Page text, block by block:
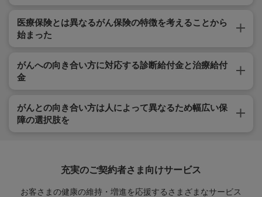
医療保険とは異なるがん保険の特徴を考えることから
始まった
がんへの向き合い方に対応する診断給付金と治療給付
金
がんとの向き合い方は人によって異なるため幅広い保
障の選択肢を
充実のご契約者さま向けサービス
お客さまの健康の維持・増進を応援するさまざまなサービス